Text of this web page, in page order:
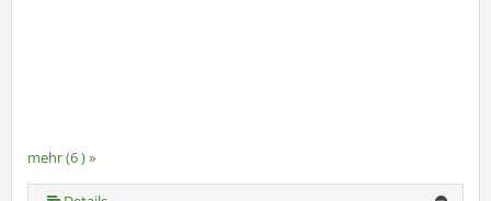
mehr (6 ) »
mehr (6 ) »
mehr (6 ) »